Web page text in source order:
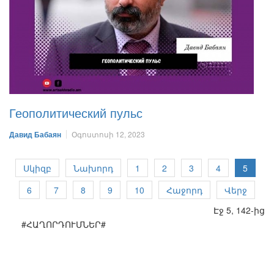
Геополитический пульс
Давид Бабаян Օգոստոսի 12, 2023
Սկիզբ Նախորդ 1 2 3 4
5
6
7 8 9 10 Հաջորդ
Վերջ
Էջ 5, 142-ից
#ՀԱՂՈՐԴՈՒՄՆԵՐ#